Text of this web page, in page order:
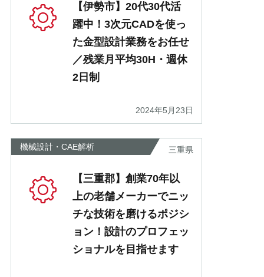
【伊勢市】20代30代活
躍中！3次元CADを使っ
た金型設計業務をお任せ
／残業月平均30H・週休
2日制
2024年5月23日
機械設計・CAE解析 三重県
【三重郡】創業70年以
上の老舗メーカーでニッ
チな技術を磨けるポジシ
ョン！設計のプロフェッ
ショナルを目指せます